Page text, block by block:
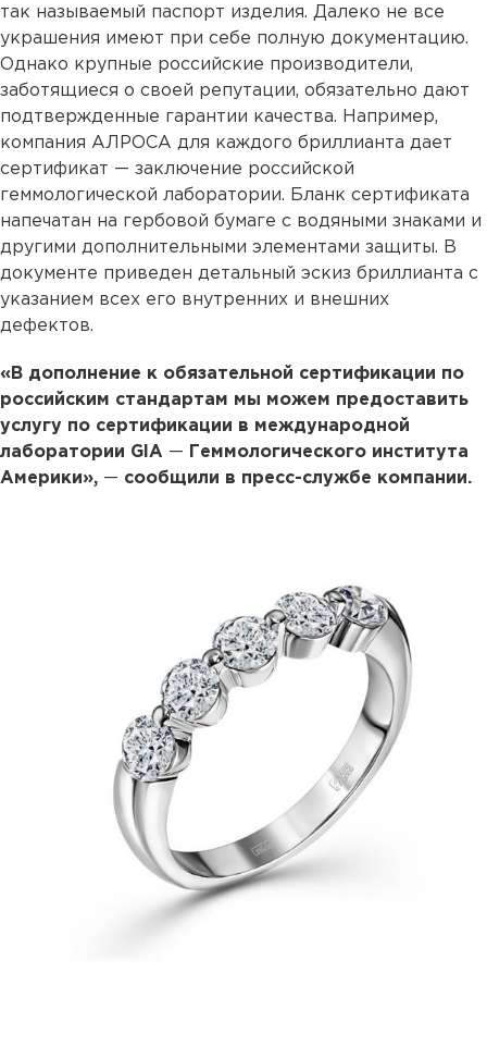
так называемый паспорт изделия. Далеко не все
украшения имеют при себе полную документацию.
Однако крупные российские производители,
заботящиеся о своей репутации, обязательно дают
подтвержденные гарантии качества. Например,
компания АЛРОСА для каждого бриллианта дает
сертификат — заключение российской
геммологической лаборатории. Бланк сертификата
напечатан на гербовой бумаге с водяными знаками и
другими дополнительными элементами защиты. В
документе приведен детальный эскиз бриллианта с
указанием всех его внутренних и внешних
дефектов.
«В дополнение к обязательной сертификации по
российским стандартам мы можем предоставить
услугу по сертификации в международной
лаборатории GIA — Геммологического института
Америки», — сообщили в пресс-службе компании.